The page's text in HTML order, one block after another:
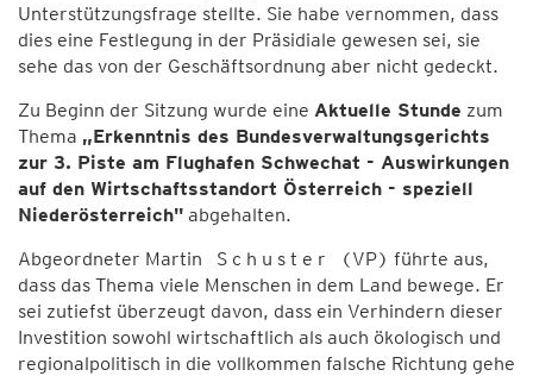
Unterstützungsfrage stellte. Sie habe vernommen, dass
dies eine Festlegung in der Präsidiale gewesen sei, sie
sehe das von der Geschäftsordnung aber nicht gedeckt.
Zu Beginn der Sitzung wurde eine Aktuelle Stunde zum
Thema „Erkenntnis des Bundesverwaltungsgerichts
zur 3. Piste am Flughafen Schwechat - Auswirkungen
auf den Wirtschaftsstandort Österreich - speziell
Niederösterreich" abgehalten.
Abgeordneter Martin S c h u s t e r (VP) führte aus,
dass das Thema viele Menschen in dem Land bewege. Er
sei zutiefst überzeugt davon, dass ein Verhindern dieser
Investition sowohl wirtschaftlich als auch ökologisch und
regionalpolitisch in die vollkommen falsche Richtung gehe